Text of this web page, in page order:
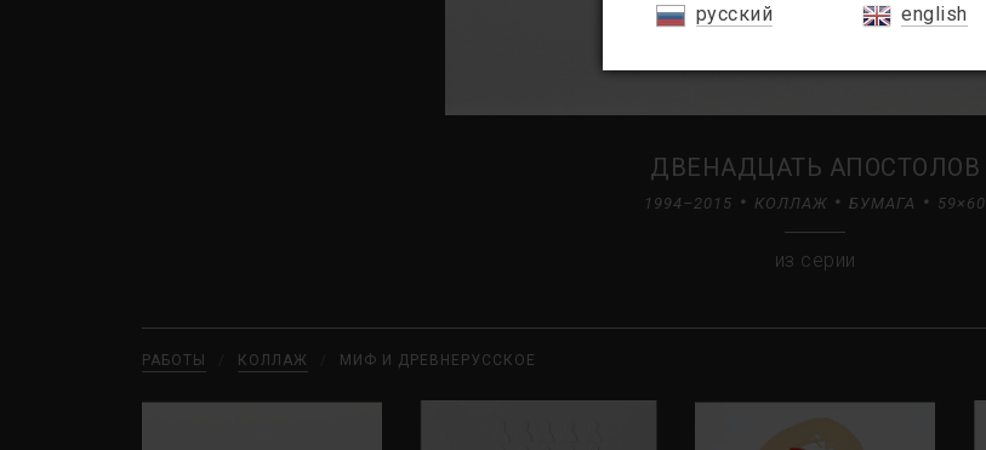
ДВЕНАДЦАТЬ АПОСТОЛОВ
1994–2015 КОЛЛАЖ БУМАГА 59×60
из серии
РАБОТЫ КОЛЛАЖ МИФ И ДРЕВНЕРУССКОЕ
русский english